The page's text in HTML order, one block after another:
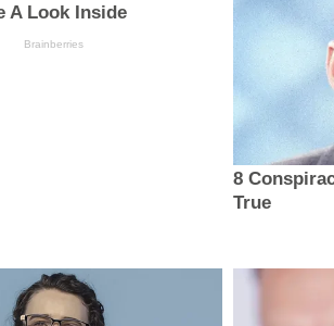
A Look Inside
Brainberries
8
True